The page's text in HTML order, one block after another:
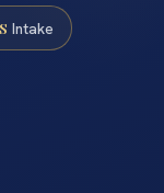
Intake